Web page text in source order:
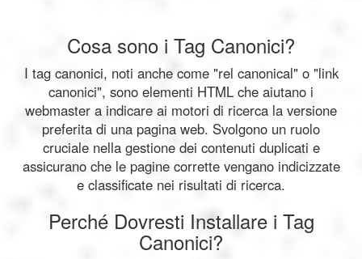
Cosa sono i Tag Canonici?
I tag canonici, noti anche come "rel canonical" o "link
canonici", sono elementi HTML che aiutano i
webmaster a indicare ai motori di ricerca la versione
preferita di una pagina web. Svolgono un ruolo
cruciale nella gestione dei contenuti duplicati e
assicurano che le pagine corrette vengano indicizzate
e classificate nei risultati di ricerca.
Perché Dovresti Installare i Tag
Canonici?